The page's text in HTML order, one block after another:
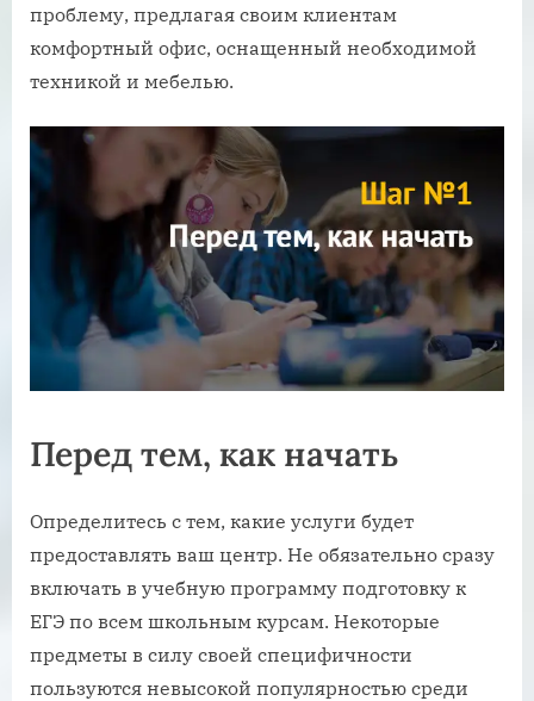
проблему, предлагая своим клиентам
комфортный офис, оснащенный необходимой
техникой и мебелью.
Перед тем, как начать
Определитесь с тем, какие услуги будет
предоставлять ваш центр. Не обязательно сразу
включать в учебную программу подготовку к
ЕГЭ по всем школьным курсам. Некоторые
предметы в силу своей специфичности
пользуются невысокой популярностью среди